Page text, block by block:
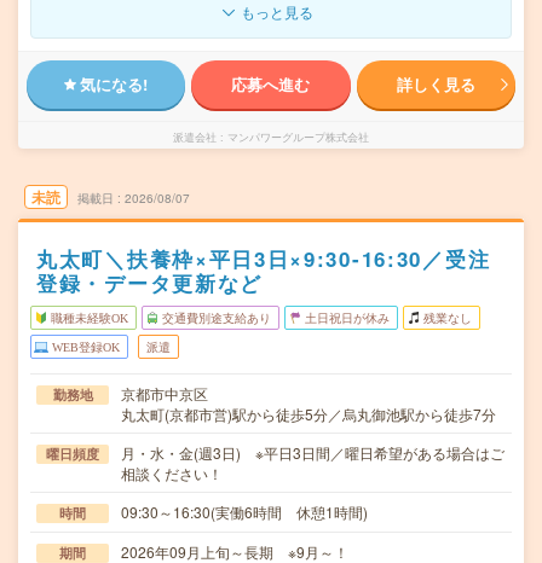
もっと見る
気になる! 応募へ進む 詳しく見る
派遣会社 マンパワーグループ株式会社
未読 掲載日 2026/08/07
丸太町＼扶養枠×平日3日×9:30-16:30／受注
登録・データ更新など
職種未経験OK 交通費別途支給あり 土日祝日が休み 残業なし
WEB登録OK 派遣
勤務地
京都市中京区
丸太町(京都市営)駅から徒歩5分／烏丸御池駅から徒歩7分
曜日頻度
月・水・金(週3日) ※平日3日間／曜日希望がある場合はご
相談ください！
時間 09:30～16:30(実働6時間 休憩1時間)
期間 2026年09月上旬～長期 ※9月～！